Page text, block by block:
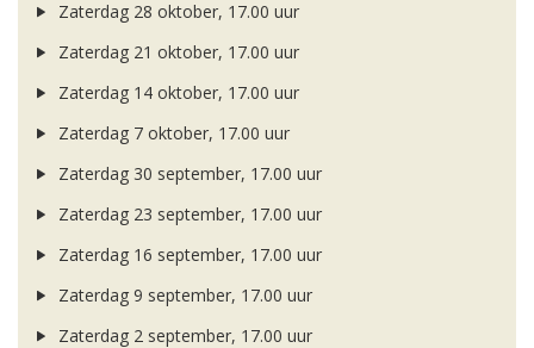
Zaterdag 28 oktober, 17.00 uur
Zaterdag 21 oktober, 17.00 uur
Zaterdag 14 oktober, 17.00 uur
Zaterdag 7 oktober, 17.00 uur
Zaterdag 30 september, 17.00 uur
Zaterdag 23 september, 17.00 uur
Zaterdag 16 september, 17.00 uur
Zaterdag 9 september, 17.00 uur
Zaterdag 2 september, 17.00 uur